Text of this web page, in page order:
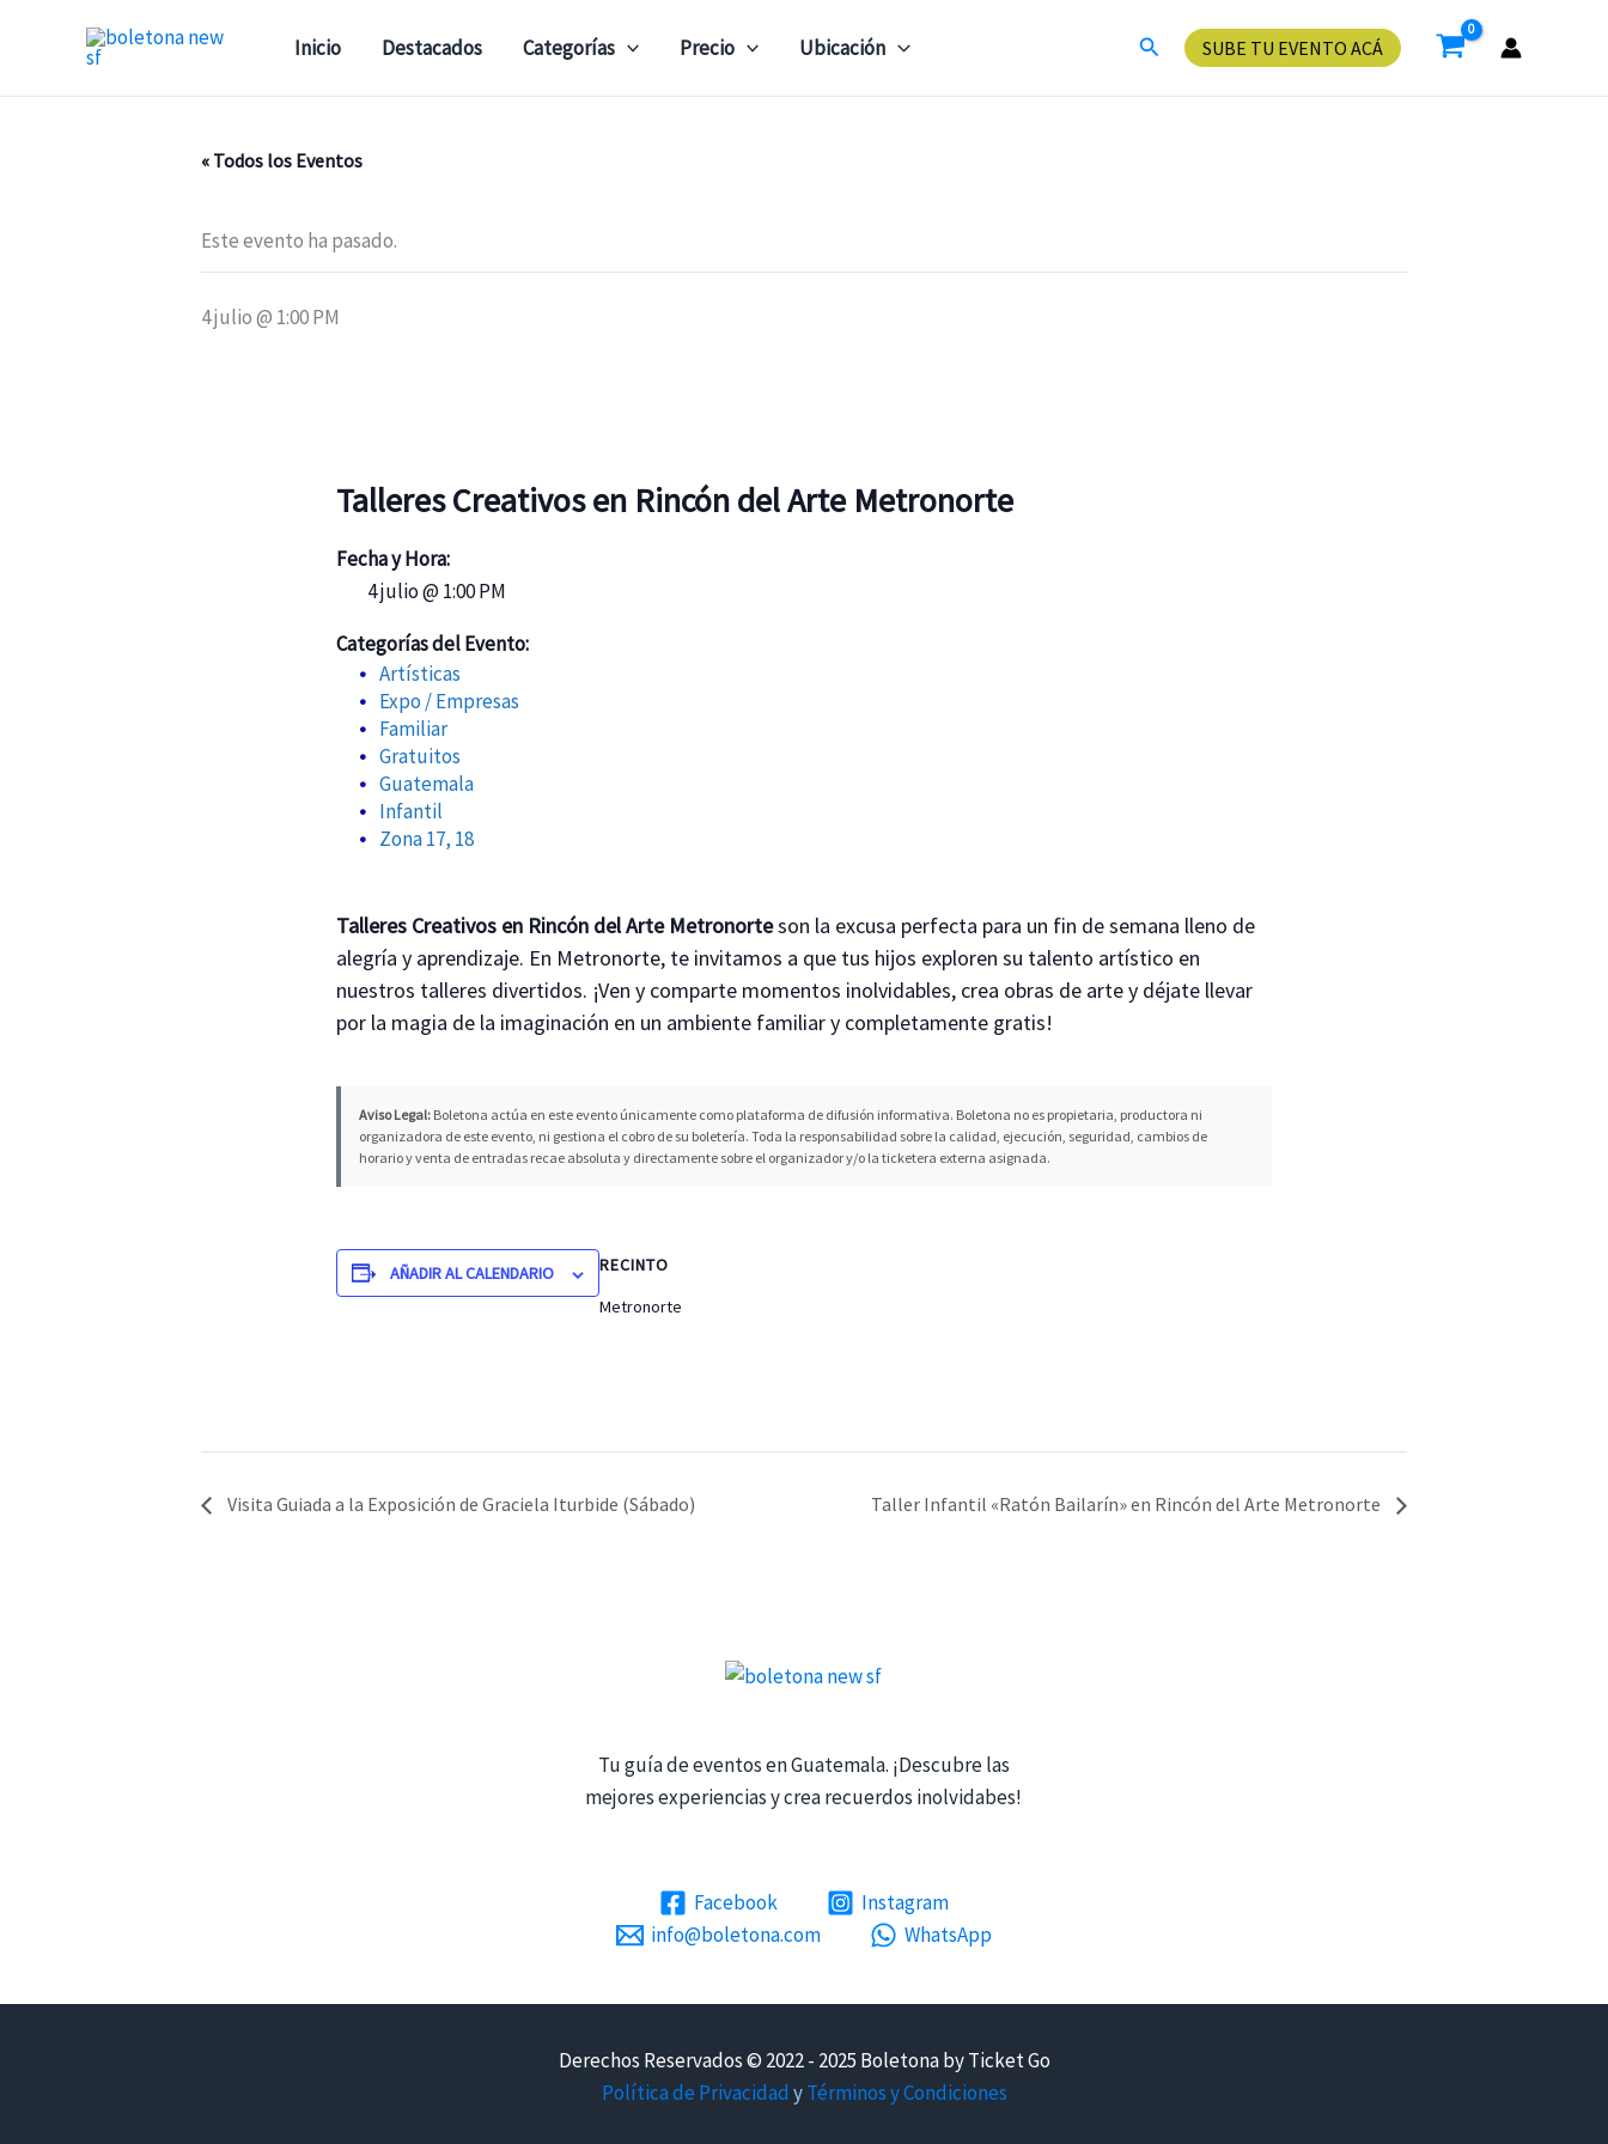
Inicio Destacados Categorías Precio Ubicación Buscar SUBE TU EVENTO ACÁ
« Todos los Eventos
Este evento ha pasado.
4 julio @ 1:00 PM
Talleres Creativos en Rincón del Arte Metronorte
Fecha y Hora:
4 julio @ 1:00 PM
Categorías del Evento:
Artísticas
Expo / Empresas
Familiar
Gratuitos
Guatemala
Infantil
Zona 17, 18
Talleres Creativos en Rincón del Arte Metronorteson la excusa perfecta para un fin de semana lleno de
alegría y aprendizaje. En Metronorte, te invitamos a que tus hijos exploren su talento artístico en
nuestros talleres divertidos. ¡Ven y comparte momentos inolvidables, crea obras de arte y déjate llevar
por la magia de la imaginación en un ambiente familiar y completamente gratis!
Aviso Legal: Boletona actúa en este evento únicamente como plataforma de difusión informativa. Boletona no es propietaria, productora ni
organizadora de este evento, ni gestiona el cobro de su boletería. Toda la responsabilidad sobre la calidad, ejecución, seguridad, cambios de
horario y venta de entradas recae absoluta y directamente sobre el organizador y/o la ticketera externa asignada.
AÑADIR AL CALENDARIO
RECINTO
Metronorte
Visita Guiada a la Exposición de Graciela Iturbide (Sábado) Taller Infantil «Ratón Bailarín» en Rincón del Arte Metronorte
Tu guía de eventos en Guatemala. ¡Descubre las
mejores experiencias y crea recuerdos inolvidabes!
Facebook
Instagram
info@boletona.com
WhatsApp
Derechos Reservados © 2022 - 2025 Boletona by Ticket Go
Política de Privacidad yTérminos y Condiciones